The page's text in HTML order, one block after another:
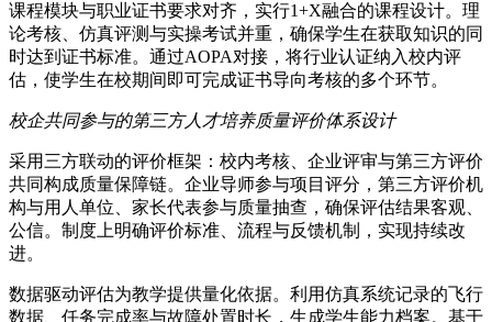
课程模块与职业证书要求对齐，实行1+X融合的课程设计。理
论考核、仿真评测与实操考试并重，确保学生在获取知识的同
时达到证书标准。通过AOPA对接，将行业认证纳入校内评
估，使学生在校期间即可完成证书导向考核的多个环节。
校企共同参与的第三方人才培养质量评价体系设计
采用三方联动的评价框架：校内考核、企业评审与第三方评价
共同构成质量保障链。企业导师参与项目评分，第三方评价机
构与用人单位、家长代表参与质量抽查，确保评估结果客观、
公信。制度上明确评价标准、流程与反馈机制，实现持续改
进。
数据驱动评估为教学提供量化依据。利用仿真系统记录的飞行
数据、任务完成率与故障处置时长，生成学生能力档案。基于